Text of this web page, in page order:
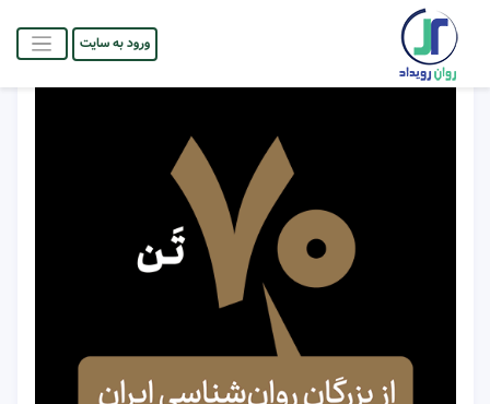
ورود به سایت